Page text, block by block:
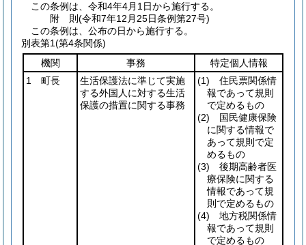
この条例は、令和4年4月1日から施行する。
附 則(令和7年12月25日条例第27号)
この条例は、公布の日から施行する。
別表第1(第4条関係)
機関
事務
特定個人情報
1 町長
生活保護法に準じて実施
する外国人に対する生活
保護の措置に関する事務
(1) 住民票関係情
報であって規則
で定めるもの
(2) 国民健康保険
に関する情報で
あって規則で定
めるもの
(3) 後期高齢者医
療保険に関する
情報であって規
則で定めるもの
(4) 地方税関係情
報であって規則
で定めるもの